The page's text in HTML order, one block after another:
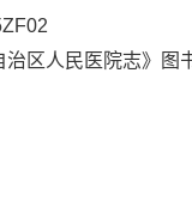
治区人民医院志》图